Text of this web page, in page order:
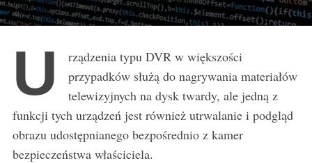
U
rządzenia typu DVR w większości
przypadków służą do nagrywania materiałów
telewizyjnych na dysk twardy, ale jedną z
funkcji tych urządzeń jest również utrwalanie i podgląd
obrazu udostępnianego bezpośrednio z kamer
bezpieczeństwa właściciela.